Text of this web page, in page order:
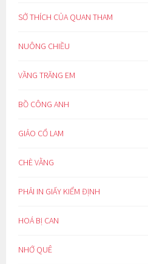
SỞ THÍCH CỦA QUAN THAM
NUÔNG CHIỀU
VẦNG TRĂNG EM
BỒ CÔNG ANH
GIẢO CỔ LAM
CHÈ VẰNG
PHẢI IN GIẤY KIỂM ĐỊNH
HOÁ BỊ CAN
NHỚ QUÊ